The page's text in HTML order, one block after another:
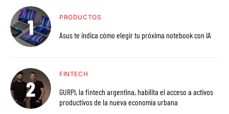
PRODUCTOS
Asus te indica cómo elegir tu próxima notebook con IA
FINTECH
GURPI, la fintech argentina, habilita el acceso a activos
productivos de la nueva economía urbana